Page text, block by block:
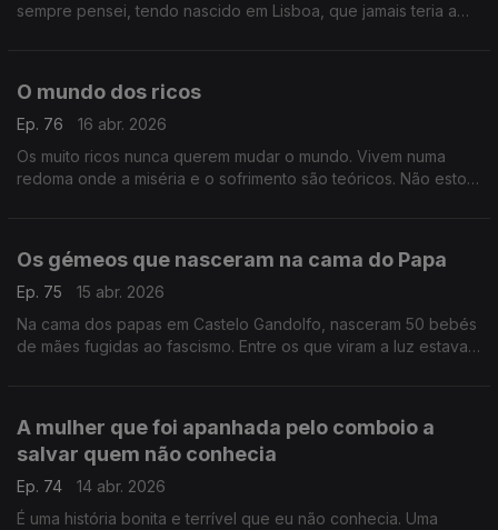
sempre pensei, tendo nascido em Lisboa, que jamais teria a
O mundo dos ricos
Ep. 76
16 abr. 2026
Os muito ricos nunca querem mudar o mundo. Vivem numa
redoma onde a miséria e o sofrimento são teóricos. Não estou
Os gémeos que nasceram na cama do Papa
Ep. 75
15 abr. 2026
Na cama dos papas em Castelo Gandolfo, nasceram 50 bebés
de mães fugidas ao fascismo. Entre os que viram a luz estavam
A mulher que foi apanhada pelo comboio a
salvar quem não conhecia
Ep. 74
14 abr. 2026
É uma história bonita e terrível que eu não conhecia. Uma